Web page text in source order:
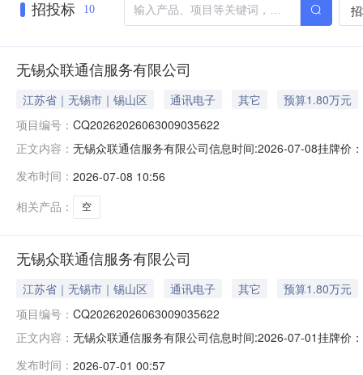
招投标 10
无锡众联通信服务有限公司
江苏省｜无锡市｜锡山区 通讯电子 其它
预算1.80万元
项目编号： CQ20262026063009035622
正文内容： 无锡众联通信服务有限公司信息时间:2026-07-08挂牌价
备注附件：附件：成交公告.pdf
发布时间： 2026-07-08 10:56
相关产品：
空
无锡众联通信服务有限公司
江苏省｜无锡市｜锡山区 通讯电子 其它
预算1.80万元
项目编号： CQ20262026063009035622
正文内容： 无锡众联通信服务有限公司信息时间:2026-07-01挂牌价
至范围东至空地南至空地西至空地北至空地项目描述不
发布时间： 2026-07-01 00:57